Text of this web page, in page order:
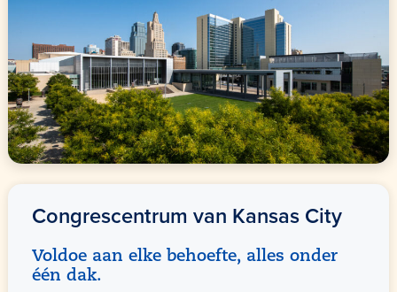
Congrescentrum van Kansas City
Voldoe aan elke behoefte, alles onder
één dak.